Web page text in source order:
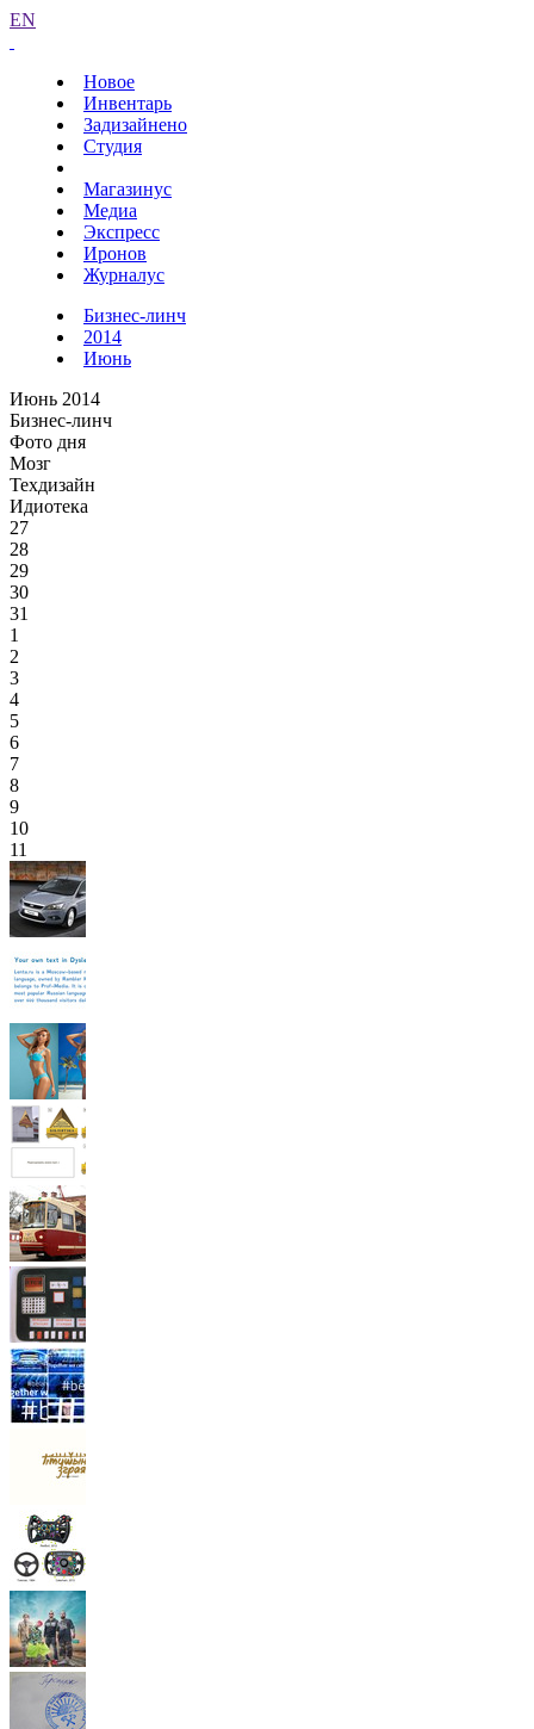
EN
Новое
Инвентарь
Задизайнено
Студия
Магазинус
Медиа
Экспресс
Иронов
Журналус
Бизнес-линч
2014
Июнь
Июнь 2014
Бизнес-линч
Фото дня
Мозг
Техдизайн
Идиотека
27
28
29
30
31
1
2
3
4
5
6
7
8
9
10
11